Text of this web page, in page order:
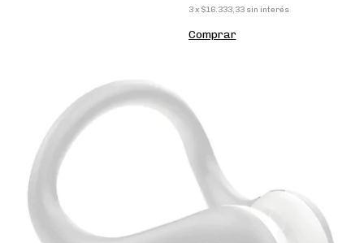
3 x $16.333,33 sin interés